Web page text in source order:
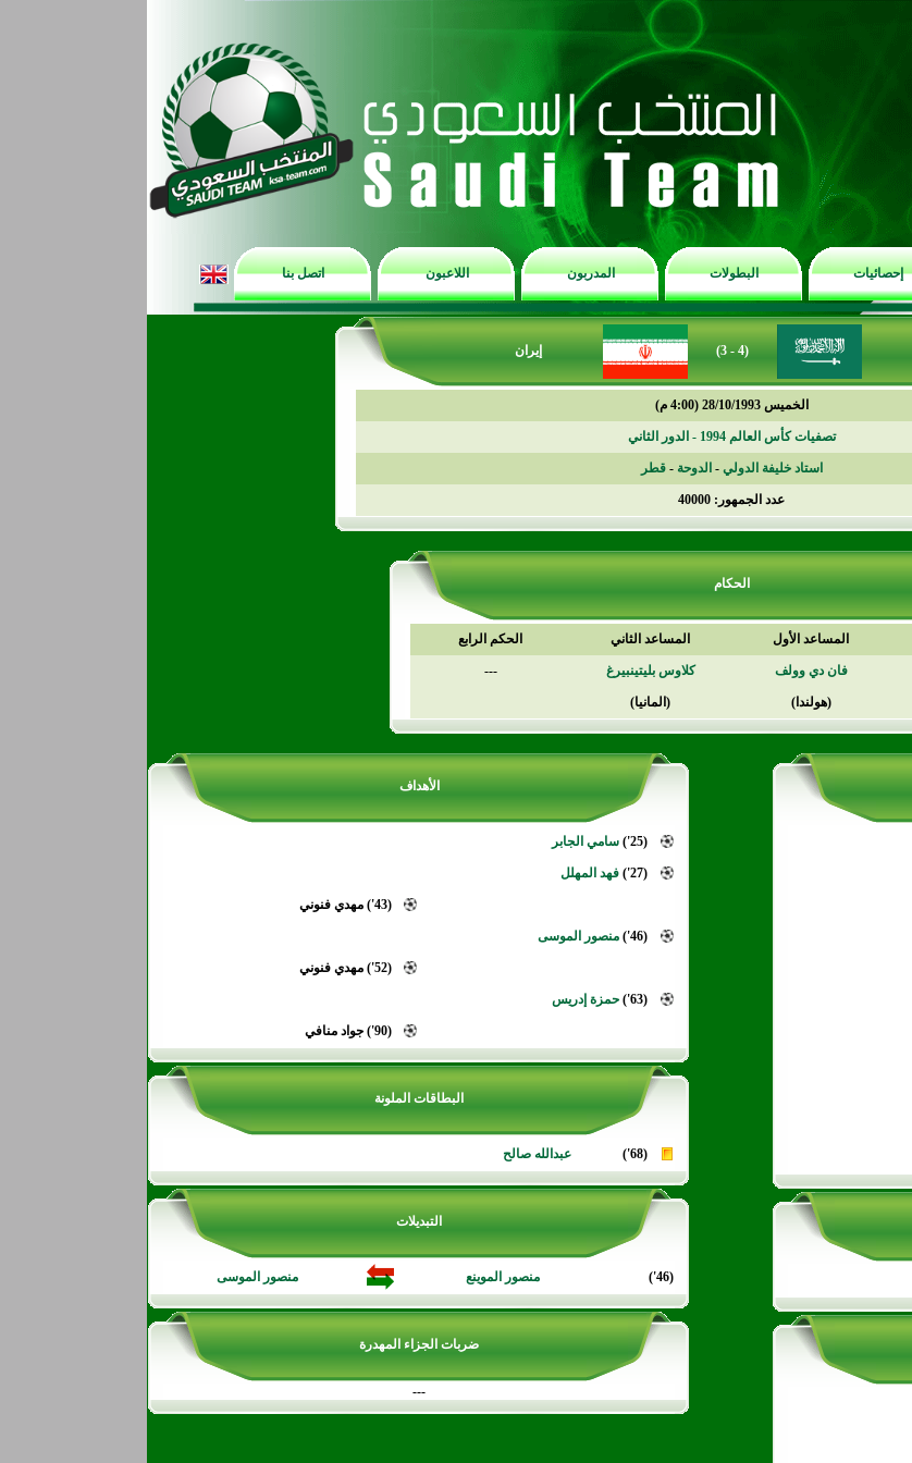
إحصائيات البطولات المدربون اللاعبون اتصل بنا
(4 - 3) إيران
الخميس 28/10/1993 (4:00 م)
تصفيات كأس العالم 1994 - الدور الثاني
استاد خليفة الدولي - الدوحة -قطر
عدد الجمهور: 40000
الحكام
المساعد الأول المساعد الثاني الحكم الرابع
فان دي وولف كلاوس بليتينبيرغ ---
(هولندا) (المانيا)
الأهداف
(25') سامي الجابر
(27') فهد المهلل
(43') مهدي فنوني
(46') منصور الموسى
(52') مهدي فنوني
(63') حمزة إدريس
(90') جواد منافي
البطاقات الملونة
(68') عبدالله صالح
التبديلات
(46') منصور الموينع منصور الموسى
ضربات الجزاء المهدرة
---